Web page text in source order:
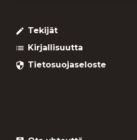
create Tekijät
list Kirjallisuutta
security Tietosuojaseloste